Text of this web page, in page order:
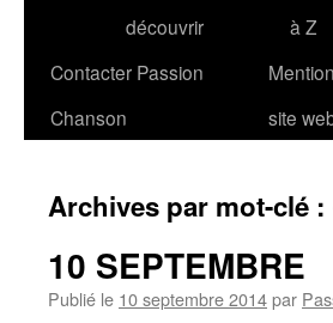
découvrir
à Z
Contacter Passion
Chanson
site
Archives par mot-clé :
10 SEPTEMBRE
Publié le 10 septembre 2014par